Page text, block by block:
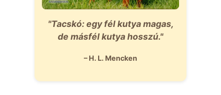
"Tacskó: egy fél kutya magas,
de másfél kutya hosszú."
– H. L. Mencken